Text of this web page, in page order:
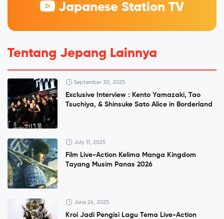
Japanese Station TV
Tentang Jepang Lainnya
September 30, 2025
Exclusive Interview : Kento Yamazaki, Tao
Tsuchiya, & Shinsuke Sato Alice in Borderland
July 11, 2025
Film Live-Action Kelima Manga Kingdom
Tayang Musim Panas 2026
June 26, 2025
Kroi Jadi Pengisi Lagu Tema Live-Action